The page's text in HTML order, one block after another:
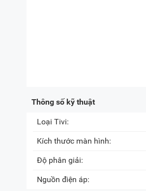
Thông số kỹ thuật
Loại Tivi:
Kích thước màn hình:
Độ phân giải:
Nguồn điện áp: